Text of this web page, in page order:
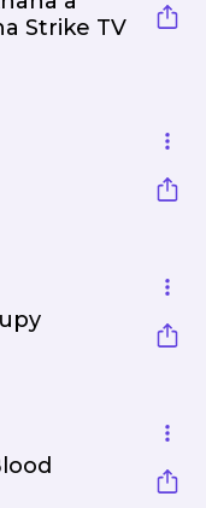
Strike TV